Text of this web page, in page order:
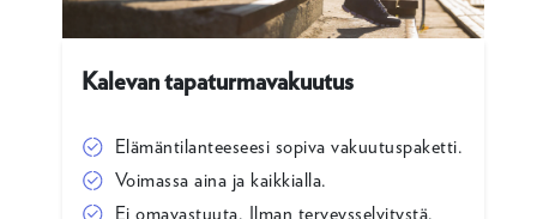
Kalevan tapaturmavakuutus
Elämäntilanteeseesi sopiva vakuutuspaketti.
Voimassa aina ja kaikkialla.
Ei omavastuuta. Ilman terveysselvitystä.